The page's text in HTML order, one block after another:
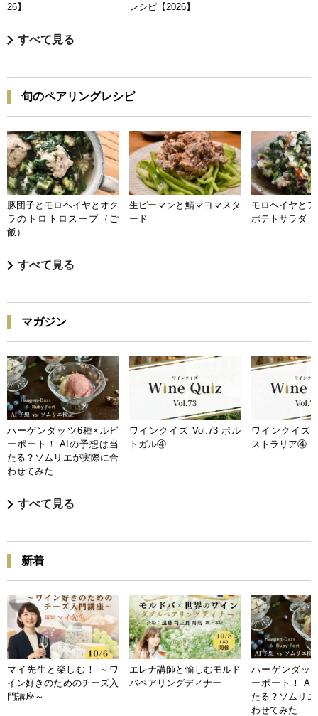
26】
レシピ【2026】
すべて見る
旬のペアリングレシピ
豚団子とモロヘイヤとオク
ラのトロトロスープ（ご
飯）
生ピーマンと鯖マヨマスタ
ード
モロヘイヤと
ポテトサラダ
すべて見る
マガジン
ハーゲンダッツ6種×ルビ
ーポート！ AIの予想は当
たる？ソムリエが実際に合
わせてみた
ワインクイズ Vol.73 ポル
トガル④
ワインクイズ
ストラリア④
すべて見る
新着
マイ先生と楽しむ！ ～ワ
イン好きのためのチーズ入
門講座～
エレナ講師と愉しむモルド
バペアリングディナー
ハーゲンダッ
ーポート！ AI
たる？ソムリ
わせてみた